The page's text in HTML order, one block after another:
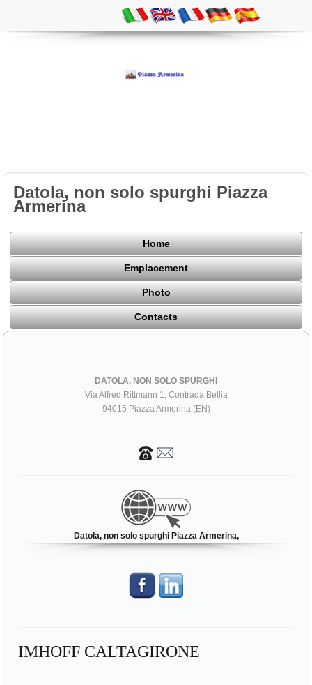
Datola, non solo spurghi Piazza
Armerina
Home
Emplacement
Photo
Contacts
DATOLA, NON SOLO SPURGHI
Via Alfred Rittmann 1, Contrada Bellia
94015 Piazza Armerina (EN)
Datola, non solo spurghi Piazza Armerina,
IMHOFF CALTAGIRONE